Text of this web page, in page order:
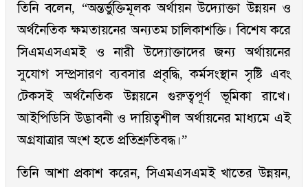
তিনি বলেন, “অন্তর্ভুক্তিমূলক অর্থায়ন উদ্যোক্তা উন্নয়ন ও
অর্থনৈতিক ক্ষমতায়নের অন্যতম চালিকাশক্তি। বিশেষ করে
সিএমএসএমই ও নারী উদ্যোক্তাদের জন্য অর্থায়নের
সুযোগ সম্প্রসারণ ব্যবসার প্রবৃদ্ধি, কর্মসংস্থান সৃষ্টি এবং
টেকসই অর্থনৈতিক উন্নয়নে গুরুত্বপূর্ণ ভূমিকা রাখে।
আইপিডিসি উদ্ভাবনী ও দায়িত্বশীল অর্থায়নের মাধ্যমে এই
অগ্রযাত্রার অংশ হতে প্রতিশ্রুতিবদ্ধ।”
তিনি আশা প্রকাশ করেন, সিএমএসএমই খাতের উন্নয়ন,